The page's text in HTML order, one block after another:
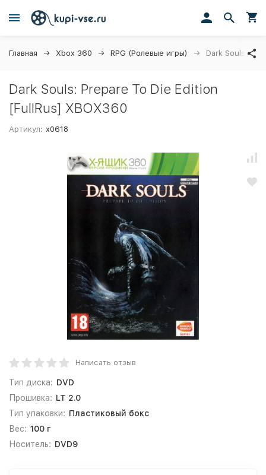
Главная Xbox 360 RPG (Ролевые игры) Dark Souls:
Dark Souls: Prepare To Die Edition
[FullRus] XBOX360
Артикул: x0618
Написать отзыв
Тип диска: DVD
Прошивка: LT 2.0
Тип упаковки: Пластиковый бокс
Вес: 100 г
Носитель: DVD9